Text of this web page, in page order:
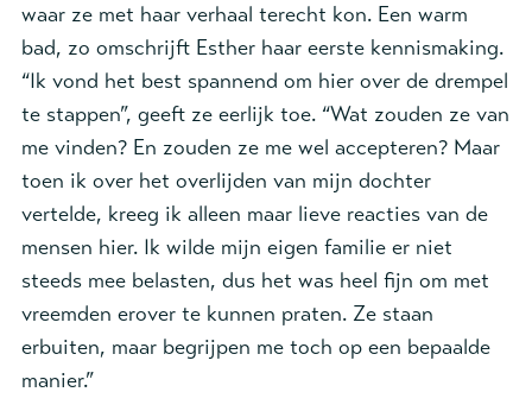
waar ze met haar verhaal terecht kon. Een warm
bad, zo omschrijft Esther haar eerste kennismaking.
“Ik vond het best spannend om hier over de drempel
te stappen”, geeft ze eerlijk toe. “Wat zouden ze van
me vinden? En zouden ze me wel accepteren? Maar
toen ik over het overlijden van mijn dochter
vertelde, kreeg ik alleen maar lieve reacties van de
mensen hier. Ik wilde mijn eigen familie er niet
steeds mee belasten, dus het was heel fijn om met
vreemden erover te kunnen praten. Ze staan
erbuiten, maar begrijpen me toch op een bepaalde
manier.”